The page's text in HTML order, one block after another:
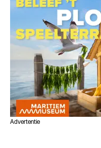
Advertentie